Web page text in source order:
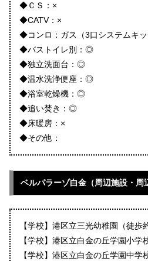
◆ＣＳ：×
◆CATV：×
◆コンロ：ガス（3口システムキッ
◆バストイレ別：◎
◆独立洗面台：◎
◆温水洗浄便座：◎
◆浴室乾燥機：◎
◆追い焚き：◎
◆床暖房：×
◆その他：
ベルパラーゾ白金（周辺施設・周
【学校】港区立三光幼稚園（徒歩
【学校】港区立白金の丘学園小学
【学校】港区立白金の丘学園中学